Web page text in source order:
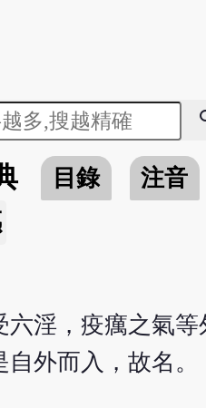
目錄 注音
淫，疫癘之氣
外而入，故名。